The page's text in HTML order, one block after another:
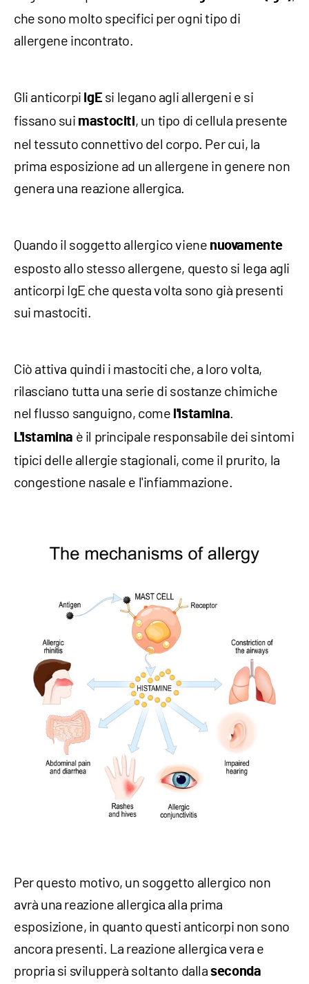
che sono molto specifici per ogni tipo di
allergene incontrato.
Gli anticorpi IgE si legano agli allergeni e si
fissano sui mastociti, un tipo di cellula presente
nel tessuto connettivo del corpo. Per cui, la
prima esposizione ad un allergene in genere non
genera una reazione allergica.
Quando il soggetto allergico viene nuovamente
esposto allo stesso allergene, questo si lega agli
anticorpi IgE che questa volta sono già presenti
sui mastociti.
Ciò attiva quindi i mastociti che, a loro volta,
rilasciano tutta una serie di sostanze chimiche
nel flusso sanguigno, come l'istamina
L'istamina è il principale responsabile dei sintomi
tipici delle allergie stagionali, come il prurito, la
congestione nasale e l'infiammazione.
Per questo motivo, un soggetto allergico non
avrà una reazione allergica alla prima
esposizione, in quanto questi anticorpi non sono
ancora presenti. La reazione allergica vera e
propria si svilupperà soltanto dallaseconda